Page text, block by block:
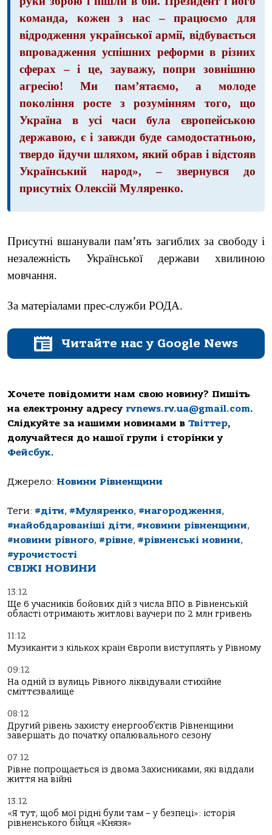
команда, кожен з нас – працюємо для
відродження української армії, відбувається
впровадження успішних реформи в різних
сферах – і це, зауважу, попри зовнішню
агресію! Ми пам’ятаємо, а молоде
покоління росте з розумінням того, що
Україна в усі часи була європейською
державою, є і завжди буде самодостатньою,
твердо йдучи шляхом, який обрав і відстояв
Український народ», – звернувся до
присутніх Олексій Муляренко.
Присутні вшанували пам’ять загиблих за свободу і
незалежність Української держави хвилиною
мовчання.
За матеріалами прес-служби РОДА.
Читайте нас у Google News
Хочете повідомити нам свою новину? Пишіть
на електронну адресу rvnews.rv.ua@gmail.com.
Слідкуйте за нашими новинами в Твіттер,
долучайтеся до нашої групи і сторінки у
Фейсбук.
Джерело: Новини Рівненщини
Теги: #діти, #Муляренко, #нагородження,
#найобдарованіші діти, #новини рівненщини,
#новини рівного, #рівне, #рівненські новини,
#урочистості
СВІЖІ НОВИНИ
13:12
Ще 6 учасників бойових дій з числа ВПО в Рівненській
області отримають житлові ваучери по 2 млн гривень
11:12
Музиканти з кількох країн Європи виступлять у Рівному
09:12
На одній із вулиць Рівного ліквідували стихійне
сміттєзвалище
08:12
Другий рівень захисту енергооб’єктів Рівненщини
завершать до початку опалювального сезону
07:12
Рівне попрощається із двома Захисниками, які віддали
життя на війні
13:12
«Я тут, щоб мої рідні були там – у безпеці»: історія
рівненського бійця «Князя»